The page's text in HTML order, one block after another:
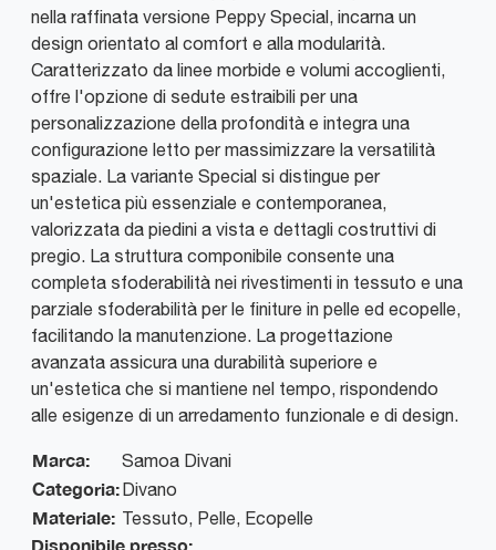
nella raffinata versione Peppy Special, incarna un
design orientato al comfort e alla modularità.
Caratterizzato da linee morbide e volumi accoglienti,
offre l'opzione di sedute estraibili per una
personalizzazione della profondità e integra una
configurazione letto per massimizzare la versatilità
spaziale. La variante Special si distingue per
un'estetica più essenziale e contemporanea,
valorizzata da piedini a vista e dettagli costruttivi di
pregio. La struttura componibile consente una
completa sfoderabilità nei rivestimenti in tessuto e una
parziale sfoderabilità per le finiture in pelle ed ecopelle,
facilitando la manutenzione. La progettazione
avanzata assicura una durabilità superiore e
un'estetica che si mantiene nel tempo, rispondendo
alle esigenze di un arredamento funzionale e di design.
Marca: Samoa Divani
Categoria:Divano
Materiale: Tessuto, Pelle, Ecopelle
Disponibile presso: